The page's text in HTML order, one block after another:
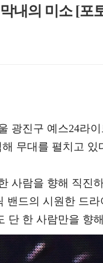
내의 미소 [포
광진구 예스24라
무대를 펼치고 있
사람을 향해 직진
밴드의 시원한 드
단 한 사람만을 향